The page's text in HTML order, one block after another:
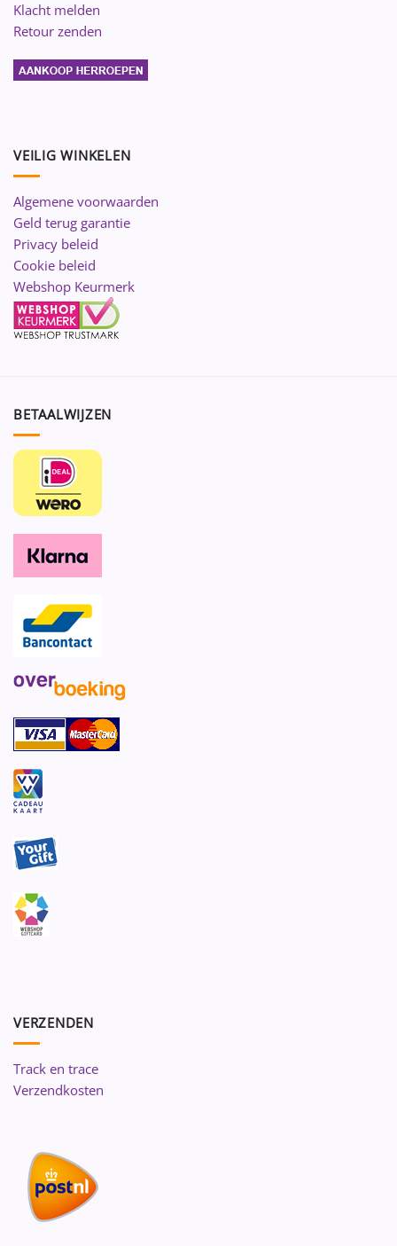
Klacht melden
Retour zenden
VEILIG WINKELEN
Algemene voorwaarden
Geld terug garantie
Privacy beleid
Cookie beleid
Webshop Keurmerk
BETAALWIJZEN
VERZENDEN
Track en trace
Verzendkosten